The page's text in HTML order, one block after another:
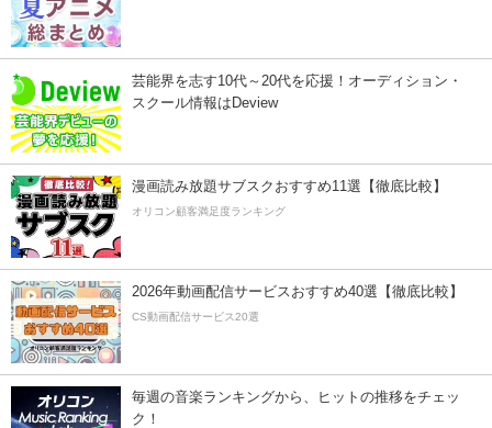
芸能界を志す10代～20代を応援！オーディション・
スクール情報はDeview
漫画読み放題サブスクおすすめ11選【徹底比較】
オリコン顧客満足度ランキング
2026年動画配信サービスおすすめ40選【徹底比較】
CS動画配信サービス20選
毎週の音楽ランキングから、ヒットの推移をチェッ
ク！